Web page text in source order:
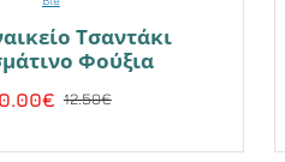
Τσαντάκι
Φούξια
12.50€